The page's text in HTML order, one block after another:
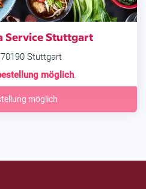
Service Stuttgart
Stuttgart
möglich.
möglich